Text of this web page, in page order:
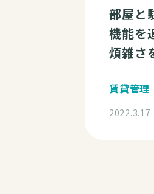
部屋と
機能を
煩雑さ
賃貸管理
2022.3.17